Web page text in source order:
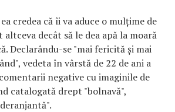
credea că îi va aduce o mulțime de
decât să le dea apă la moară
Declarându-se "mai fericită și mai
vedeta în vârstă de 22 de ani a
negative cu imaginile de
catalogată drept "bolnavă",